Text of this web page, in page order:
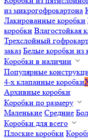
из микрогофрокартона
Лакированные коробки
коробки Влагостойкая
Трехслойный
заказ Белые коробки из
Коробки в наличии
Популярные
4-х клапанные коробки
Архивные коробки
Коробки по размеру
Маленькие Средние
Коробки для всего
Плоские коробки